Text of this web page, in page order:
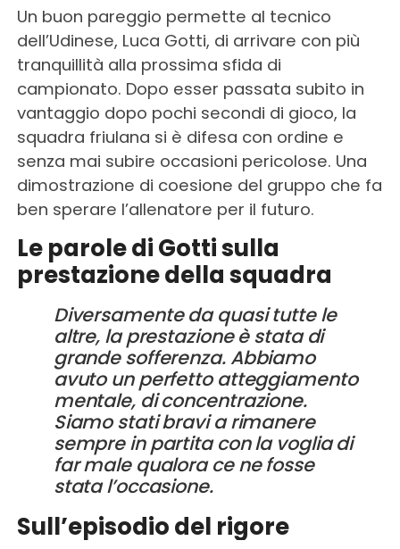
Un buon pareggio permette al tecnico
dell’Udinese, Luca Gotti, di arrivare con più
tranquillità alla prossima sfida di
campionato. Dopo esser passata subito in
vantaggio dopo pochi secondi di gioco, la
squadra friulana si è difesa con ordine e
senza mai subire occasioni pericolose. Una
dimostrazione di coesione del gruppo che fa
ben sperare l’allenatore per il futuro.
Le parole di Gotti sulla
prestazione della squadra
Diversamente da quasi tutte le
altre, la prestazione è stata di
grande sofferenza. Abbiamo
avuto un perfetto atteggiamento
mentale, di concentrazione.
Siamo stati bravi a rimanere
sempre in partita con la voglia di
far male qualora ce ne fosse
stata l’occasione.
Sull’episodio del rigore